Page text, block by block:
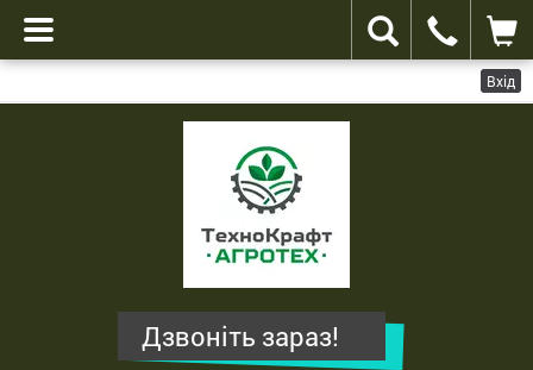
Вхід
сільськогосподарської
Дзвоніть зараз!